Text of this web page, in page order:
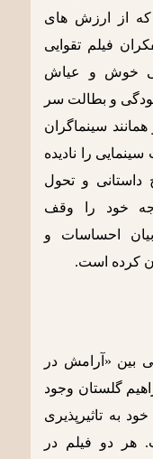
که از ارزش های
فیلم تقوایی
خوش و عیاش
و بطالت سر
سینماگران
را نادیده
داستانی و تحول
خود را وقف
احساسات و
کرده است.
بین «آرامش در
گلستان وجود
به تاثیرپذیری
هر دو فیلم در